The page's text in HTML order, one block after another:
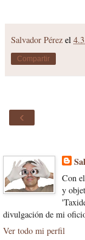
Salvador Pérez el
Compartir
‹
Con
y
divulgación de mi
Ver todo mi perfil